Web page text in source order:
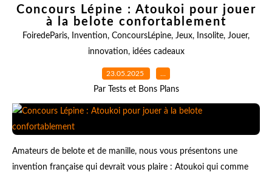
Concours Lépine : Atoukoi pour jouer
à la belote confortablement
FoiredeParis, Invention, ConcoursLépine, Jeux, Insolite, Jouer,
innovation, idées cadeaux
23.05.2025 …
Par Tests et Bons Plans
Amateurs de belote et de manille, nous vous présentons une
invention française qui devrait vous plaire : Atoukoi qui comme